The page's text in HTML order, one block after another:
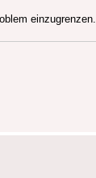
einzugrenzen.